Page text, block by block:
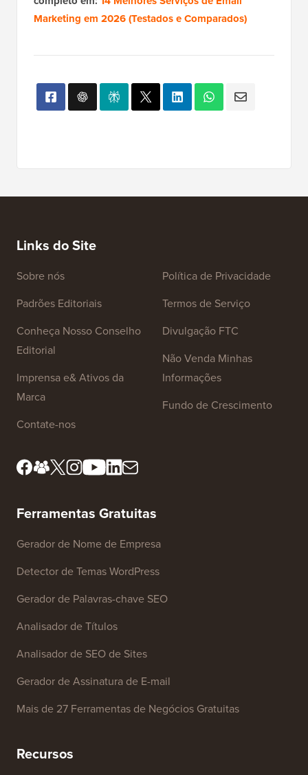
Marketing em 2026 (Testados e Comparados)
Links do Site
Sobre nós
Padrões Editoriais
Conheça Nosso Conselho
Editorial
Imprensa e& Ativos da
Marca
Contate-nos
Política de Privacidade
Termos de Serviço
Divulgação FTC
Não Venda Minhas
Informações
Fundo de Crescimento
Ferramentas Gratuitas
Gerador de Nome de Empresa
Detector de Temas WordPress
Gerador de Palavras-chave SEO
Analisador de Títulos
Analisador de SEO de Sites
Gerador de Assinatura de E-mail
Mais de 27 Ferramentas de Negócios Gratuitas
Recursos